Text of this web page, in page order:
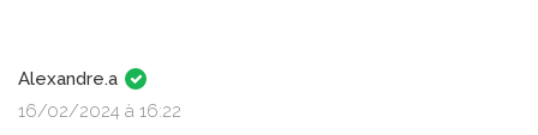
Alexandre.a
16/02/2024 à 16:22